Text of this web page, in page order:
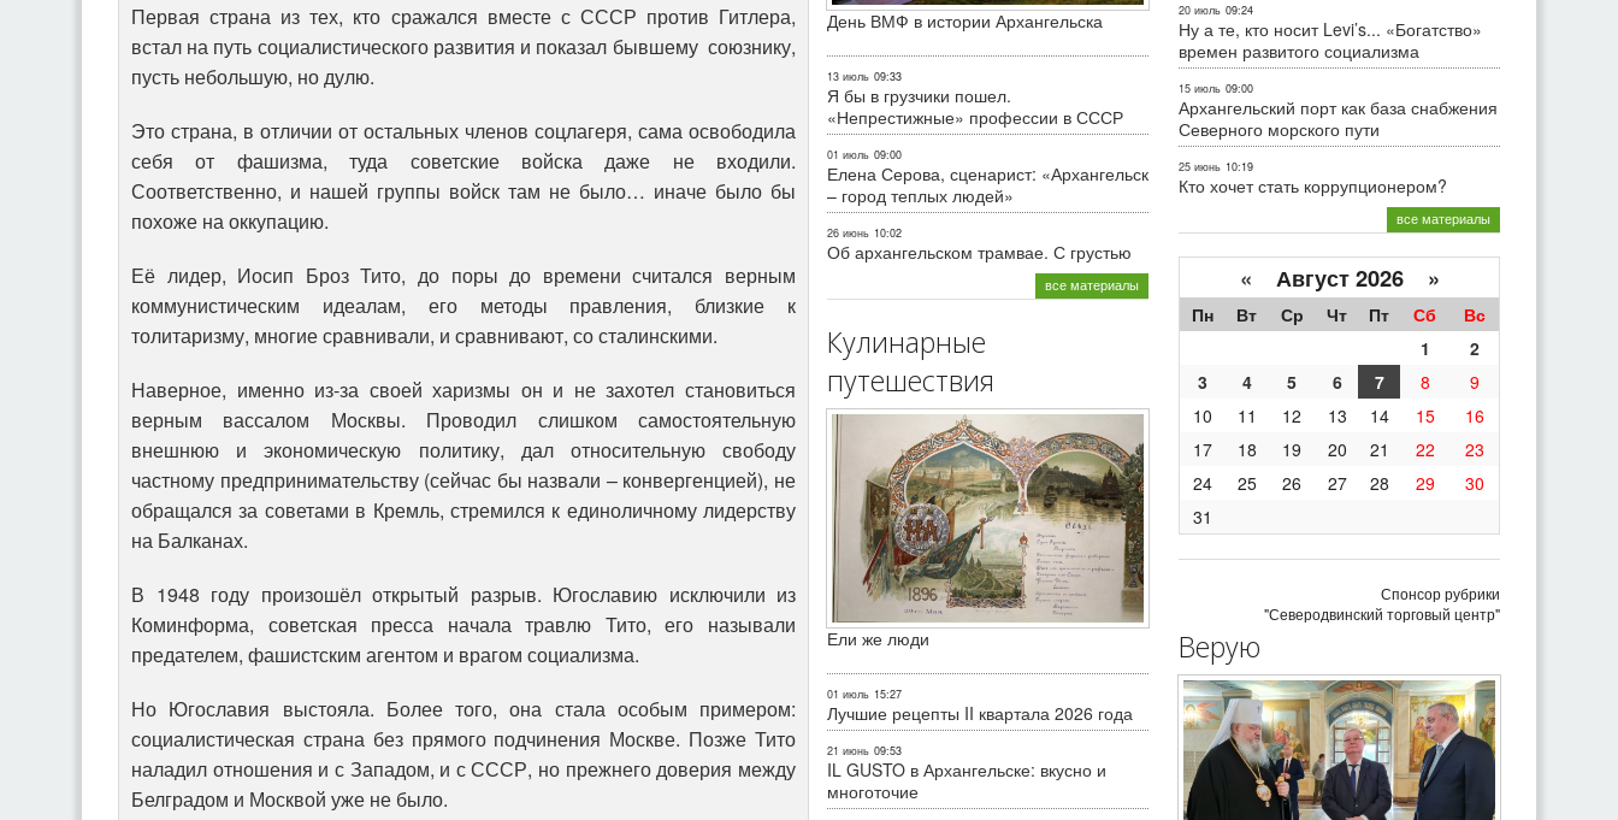
Первая страна из тех, кто сражался вместе с СССР против Гитлера,
встал на путь социалистического развития и показал бывшему союзнику,
пусть небольшую, но дулю.
Это страна, в отличии от остальных членов соцлагеря, сама освободила
себя от фашизма, туда советские войска даже не входили.
Соответственно, и нашей группы войск там не было… иначе было бы
похоже на оккупацию.
Её лидер, Иосип Броз Тито, до поры до времени считался верным
коммунистическим идеалам, его методы правления, близкие к
толитаризму, многие сравнивали, и сравнивают, со сталинскими.
Наверное, именно из-за своей харизмы он и не захотел становиться
верным вассалом Москвы. Проводил слишком самостоятельную
внешнюю и экономическую политику, дал относительную свободу
частному предпринимательству (сейчас бы назвали – конвергенцией), не
обращался за советами в Кремль, стремился к единоличному лидерству
на Балканах.
В 1948 году произошёл открытый разрыв. Югославию исключили из
Коминформа, советская пресса начала травлю Тито, его называли
предателем, фашистским агентом и врагом социализма.
Но Югославия выстояла. Более того, она стала особым примером:
социалистическая страна без прямого подчинения Москве. Позже Тито
наладил отношения и с Западом, и с СССР, но прежнего доверия между
Белградом и Москвой уже не было.
День ВМФ в истории Архангельска
13 июль 09:33
Я бы в грузчики пошел.
«Непрестижные» профессии в СССР
01 июль 09:00
Елена Серова, сценарист: «Архангельск
– город теплых людей»
26 июнь 10:02
Об архангельском трамвае. С грустью
все материалы
Кулинарные
путешествия
Ели же люди
01 июль 15:27
Лучшие рецепты II квартала 2026 года
21 июнь 09:53
IL GUSTO в Архангельске: вкусно и
многоточие
20 июль 09:24
Ну а те, кто носит Levi’s... «Богатство»
времен развитого социализма
15 июль 09:00
Архангельский порт как база снабжения
Северного морского пути
25 июнь 10:19
Кто хочет стать коррупционером?
все материалы
« Август 2026 »
Пн Вт Ср Чт Пт Сб
Вс
1
2
3
4 5 6 7 8
9
10
11 12 13 14 15
16
17
18 19 20 21 22
23
24
25 26 27 28 29
30
31
Спонсор рубрики
"Северодвинский торговый центр"
Верую